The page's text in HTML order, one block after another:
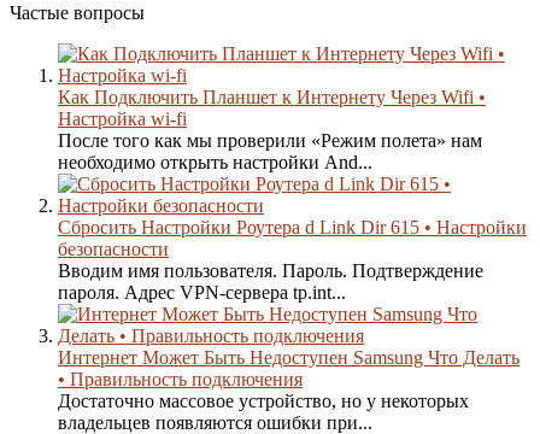
Частые вопросы
Как Подключить Планшет к Интернету Через Wifi •
Настройка wi-fi
После того как мы проверили «Режим полета» нам
необходимо открыть настройки And...
Сбросить Настройки Роутера d Link Dir 615 • Настройки
безопасности
Вводим имя пользователя. Пароль. Подтверждение
пароля. Адрес VPN-сервера tp.int...
Интернет Может Быть Недоступен Samsung Что Делать
• Правильность подключения
Достаточно массовое устройство, но у некоторых
владельцев появляются ошибки при...